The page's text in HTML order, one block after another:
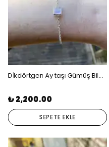
Dİkdörtgen Ay taşı Gümüş Bileklik
₺ 2,200.00
SEPETE EKLE